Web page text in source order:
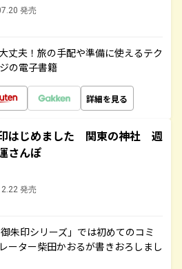
発売
丈夫！旅の手配や準備に使えるテク
の電子書籍
詳細を見る
はじめました 関東の神社 週
さんぽ
発売
朱印シリーズ」では初めてのコミ
ーター柴田かおるが書きおろしまし